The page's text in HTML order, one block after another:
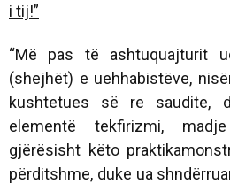
i tij!”
“Më pas të ashtuquajturit
(shejhët) e uehhabistëve,
kushtetues së re saudite,
elementë tekfirizmi,
gjërësisht këto
përditshme, duke ua